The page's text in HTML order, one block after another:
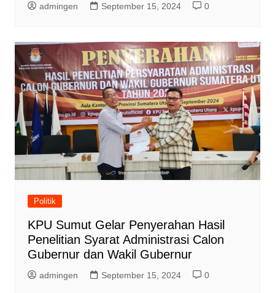
admingen September 15, 2024 0
Politik
KPU Sumut Gelar Penyerahan Hasil
Penelitian Syarat Administrasi Calon
Gubernur dan Wakil Gubernur
admingen September 15, 2024 0